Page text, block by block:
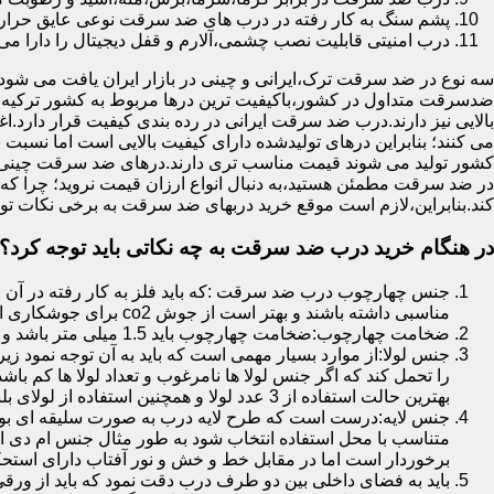
پشم سنگ به کار رفته در درب های ضد سرقت نوعی عایق
درب امنیتی قابلیت نصب چشمی،آلارم و قفل دیجیتال را دارا
سه نوع در ضد سرقت ترک،ایرانی و چینی در بازار ایران یافت می
ضدسرقت متداول در کشور،باکیفیت ترین درها مربوط به کشور ترکیه
بالایی نیز دارند.درب ضد سرقت ایرانی در رده بندی کیفیت قرار
می کنند؛ بنابراین درهای تولیدشده دارای کیفیت بالایی است اما
کشور تولید می شوند قیمت مناسب تری دارند.درهای ضد سرقت چینی
در ضد سرقت مطمئن هستید،به دنبال انواع ارزان قیمت نروید؛
کند.بنابراین،لازم است موقع خرید دربهای ضد سرقت به برخی نکات
در هنگام خرید درب ضد سرقت به چه نکاتی باید توجه کرد؟
جنس چهارچوب درب ضد سرقت :که باید فلز به کار رفته در آن
مناسبی داشته باشند و بهتر است از جوش co2 برای جوشکاری استفاده شده باشد.
ضخامت چهارچوب:ضخامت چهارچوب باید 1.5 میلی متر باشد و یا بالاتر از آن
جنس لولا:از موارد بسیار مهمی است که باید به آن توجه نمود
را تحمل کند که اگر جنس لولا ها نامرغوب و تعداد لولا ها
بهترین حالت استفاده از 3 عدد لولا و همچنین استفاده از لولای بلبرینگ دار است.
جنس لایه:درست است که طرح لایه درب به صورت سلیقه ای
متناسب با محل استفاده انتخاب شود به طور مثال جنس ام
برخوردار است اما در مقابل خط و خش و نور آفتاب دارای
باید به فضای داخلی بین دو طرف درب دقت نمود که باید از